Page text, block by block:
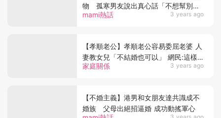
mami熱話 3 years ago
物 孤寒男友說出真心話「不想幫別人
養老婆」？
家庭關係 3 years ago
【孝順老公】孝順老公容易委屈老婆 人
妻教女兒「不結婚也可以」 網民:這樣
的老公可以不要
【不婚主義】港男和女朋友達共識成不
婚族 父母出絕招逼婚 成功動搖軍心